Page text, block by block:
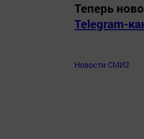
Теперь
Telegram-
Новости СМИ2